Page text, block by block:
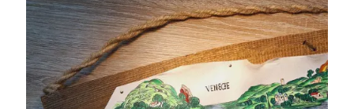
Venezia 1493 –
Cronaca di
Norimberga